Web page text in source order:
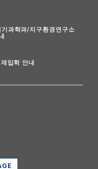
과학과/지구환경연구소
입학 안내